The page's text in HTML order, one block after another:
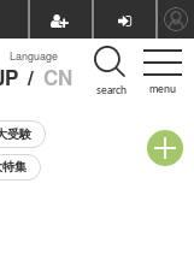
menu
Language
/ CN search
受験
集